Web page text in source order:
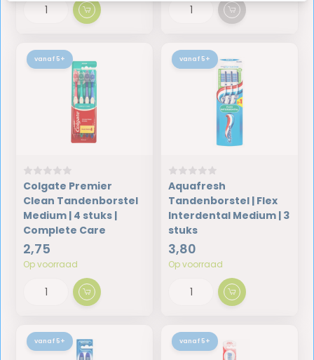
vanaf 5+
Colgate Premier
Clean Tandenborstel
Medium | 4 stuks |
Complete Care
2,75
Op voorraad
vanaf 5+
Aquafresh
Tandenborstel | Flex
Interdental Medium | 3
stuks
3,80
Op voorraad
vanaf 5+ vanaf 5+